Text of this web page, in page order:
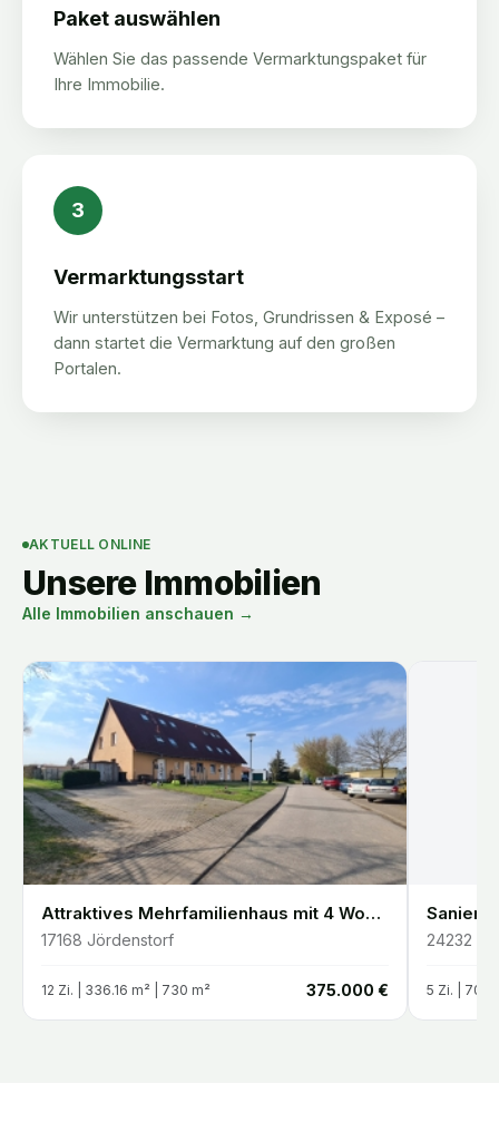
Paket auswählen
Wählen Sie das passende Vermarktungspaket für
Ihre Immobilie.
3
Vermarktungsstart
Wir unterstützen bei Fotos, Grundrissen & Exposé –
dann startet die Vermarktung auf den großen
Portalen.
AKTUELL ONLINE
Unsere Immobilien
Alle Immobilien anschauen →
Attraktives Mehrfamilienhaus mit 4 Wohneinheiten Vollvermietet & gepflegt
17168 Jördenstorf
12 Zi. | 336.16 m² | 730 m² 375.000 €
24232
5 Zi. | 70